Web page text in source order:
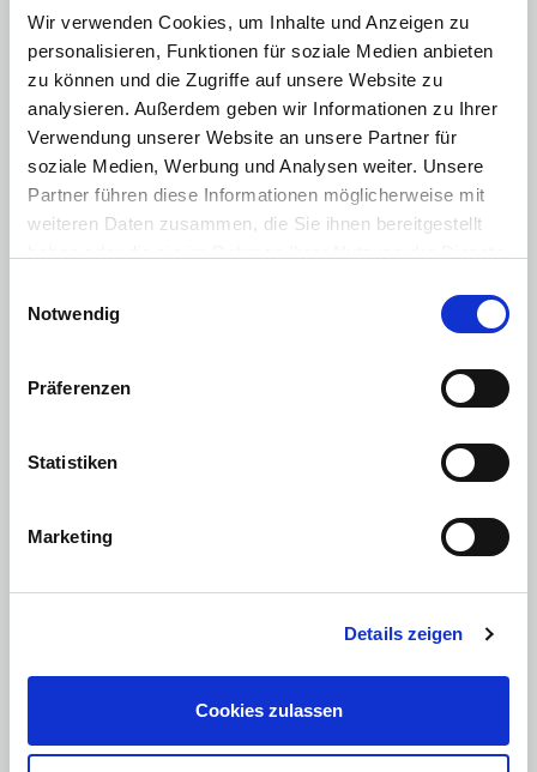
Wir verwenden Cookies, um Inhalte und Anzeigen zu
personalisieren, Funktionen für soziale Medien anbieten
zu können und die Zugriffe auf unsere Website zu
analysieren. Außerdem geben wir Informationen zu Ihrer
Verwendung unserer Website an unsere Partner für
soziale Medien, Werbung und Analysen weiter. Unsere
Partner führen diese Informationen möglicherweise mit
weiteren Daten zusammen, die Sie ihnen bereitgestellt
Cookies, wenn Sie unsere Webseite weiterhin nutzen.
Notwendig
Präferenzen
Statistiken
Marketing
Details zeigen
Cookies zulassen
USB Anschluss
DAB+ Digital Radio
Sonstiges:
E10 geeignet
Start-Stop-Automatik
Motor / Bauart
Leistung kW
Kraftstoff:
Getriebe: Schaltgetriebe
1338 kg